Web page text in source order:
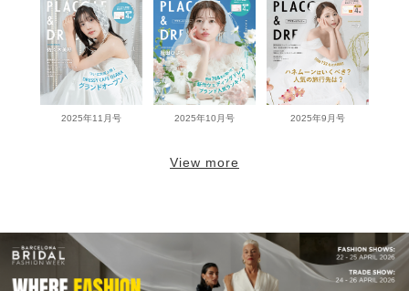
2025年11月号 2025年10月号 2025年9月号
View more